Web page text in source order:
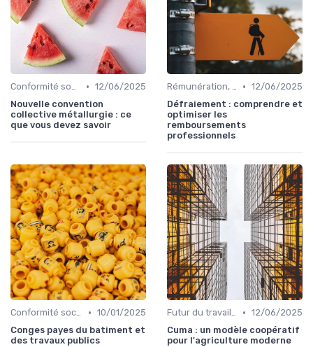
Conformité sociale & droit du travail • 12/06/2025
Nouvelle convention
collective métallurgie : ce
que vous devez savoir
Rémunération, politiques salariales & benefits • 12/06/2025
Défraiement : comprendre et
optimiser les
remboursements
professionnels
Conformité sociale & droit du travail • 10/01/2025
Conges payes du batiment et
des travaux publics
Futur du travail & tendances RH • 12/06/2025
Cuma : un modèle coopératif
pour l'agriculture moderne